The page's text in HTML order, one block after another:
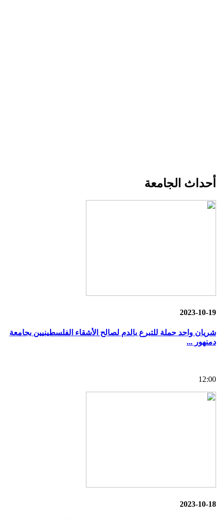
أحداث الجامعة
2023-10-19
شريان واحد حملة للتبرع بالدم لصالح الأشقاء الفلسطينيين بجامعة
دمنهور ...
12:00
2023-10-18